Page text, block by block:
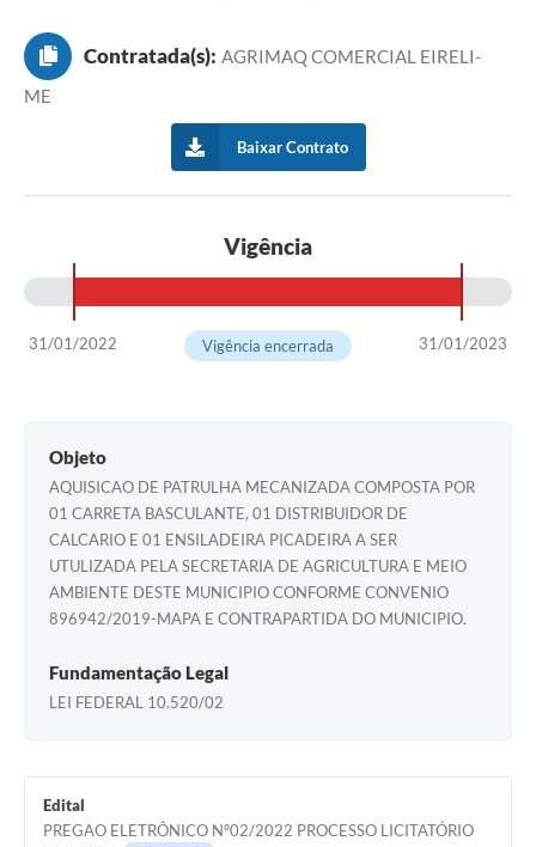
Contratada(s): AGRIMAQ COMERCIAL EIRELI-
ME
Baixar Contrato
Vigência
31/01/2022 31/01/2023
Vigência encerrada
Objeto
AQUISICAO DE PATRULHA MECANIZADA COMPOSTA POR
01 CARRETA BASCULANTE, 01 DISTRIBUIDOR DE
CALCARIO E 01 ENSILADEIRA PICADEIRA A SER
UTULIZADA PELA SECRETARIA DE AGRICULTURA E MEIO
AMBIENTE DESTE MUNICIPIO CONFORME CONVENIO
896942/2019-MAPA E CONTRAPARTIDA DO MUNICIPIO.
Fundamentação Legal
LEI FEDERAL 10.520/02
Edital
PREGAO ELETRÔNICO Nº02/2022 PROCESSO LICITATÓRIO